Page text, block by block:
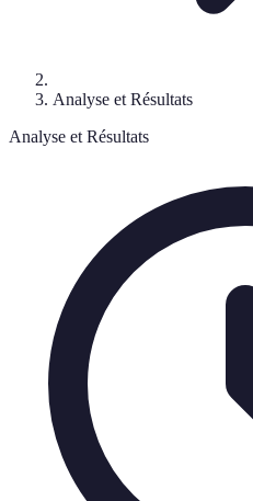
Analyse et Résultats
Analyse et Résultats